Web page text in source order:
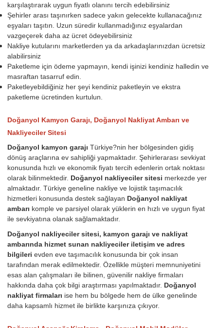
karşılaştırarak uygun fiyatlı olanını tercih edebilirsiniz
Şehirler arası taşınırken sadece yakın gelecekte kullanacağınız
eşyaları taşıtın. Uzun süredir kullanmadığınız eşyalardan
vazgeçerek daha az ücret ödeyebilirsiniz
Nakliye kutularını marketlerden ya da arkadaşlarınızdan ücretsiz
alabilirsiniz
Paketleme için ödeme yapmayın, kendi işinizi kendiniz halledin ve
masraftan tasarruf edin.
Paketleyebildiğiniz her şeyi kendiniz paketleyin ve ekstra
paketleme ücretinden kurtulun.
Doğanyol Kamyon Garajı, Doğanyol Nakliyat Ambarı ve
Nakliyeciler Sitesi
Doğanyol kamyon garajı Türkiye?nin her bölgesinden gidiş
dönüş araçlarına ev sahipliği yapmaktadır. Şehirlerarası sevkiyat
konusunda hızlı ve ekonomik fiyatı tercih edenlerin ortak noktası
olarak bilinmektedir. Doğanyol nakliyeciler sitesi merkezde yer
almaktadır. Türkiye geneline nakliye ve lojistik taşımacılık
hizmetleri konusunda destek sağlayan Doğanyol nakliyat
ambarı komple ve parsiyel olarak yüklerin en hızlı ve uygun fiyat
ile sevkiyatına olanak sağlamaktadır.
Doğanyol nakliyeciler sitesi, kamyon garajı ve nakliyat
ambarında hizmet sunan nakliyeciler iletişim ve adres
bilgileri evden eve taşımacılık konusunda bir çok insan
tarafından merak edilmektedir. Özellikle müşteri memnuniyetini
esas alan çalışmaları ile bilinen, güvenilir nakliye firmaları
hakkında daha çok bilgi araştırması yapılmaktadır. Doğanyol
nakliyat firmaları ise hem bu bölgede hem de ülke genelinde
daha kapsamlı hizmet ile birlikte karşınıza çıkıyor.